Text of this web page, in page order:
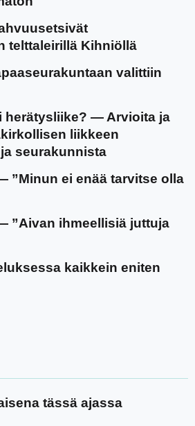
telttaleirillä Kihniöllä
valittiin
herätysliike? — Arvioita ja
liikkeen
seurakunnista
”Minun ei enää tarvitse olla
”Aivan ihmeellisiä juttuja
kaikkein eniten
tässä ajassa